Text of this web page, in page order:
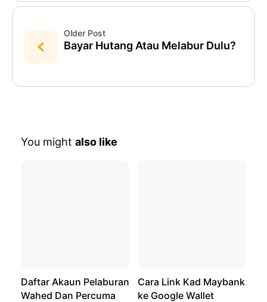
Older Post
Bayar Hutang Atau Melabur Dulu?
You might also like
Daftar Akaun Pelaburan
Wahed Dan Percuma
Cara Link Kad Maybank
ke Google Wallet